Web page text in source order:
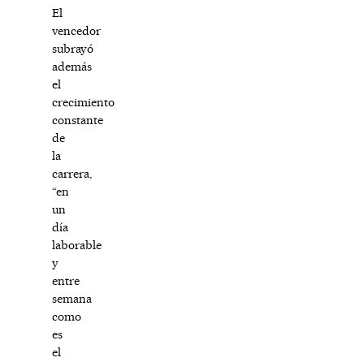
El
vencedor
subrayó
además
el
crecimiento
constante
de
la
carrera,
“en
un
día
laborable
y
entre
semana
como
es
el